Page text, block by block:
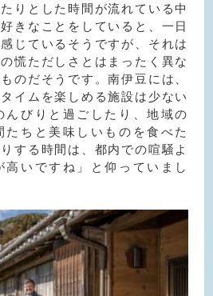
りとした時間が流れている中
きなことをしていると、一日
じているそうですが、それは
慌ただしさとはまったく異な
のだそうです。南伊豆には、
イムを楽しめる施設は少ない
んびりと過ごしたり、地域の
ちと美味しいものを食べた
する時間は、都内での喧騒よ
高いですね」と仰っていまし